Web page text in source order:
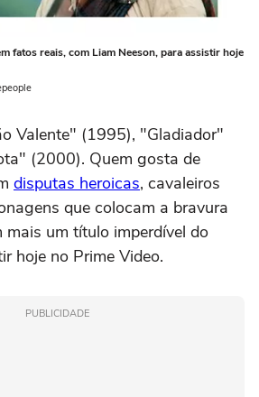
fatos reais, com Liam Neeson, para assistir hoje
Valente" (1995), "Gladiador"
(2000). Quem gosta de
disputas heroicas, cavaleiros
que colocam a bravura
mais um título imperdível do
hoje no Prime Video.
PUBLICIDADE